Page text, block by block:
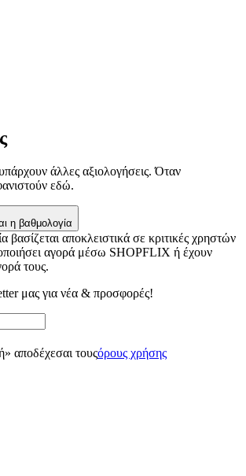
συνεργάτες μέσων κοινωνικής
και ανάλυσης.
άλλες αξιολογήσεις. Όταν
εδώ.
η βαθμολογία
βασίζεται αποκλειστικά σε κριτικές χρηστών
αγορά μέσω SHOPFLIX ή έχουν
τους.
μας για νέα & προσφορές!
αποδέχεσαι τουςόρους χρήσης